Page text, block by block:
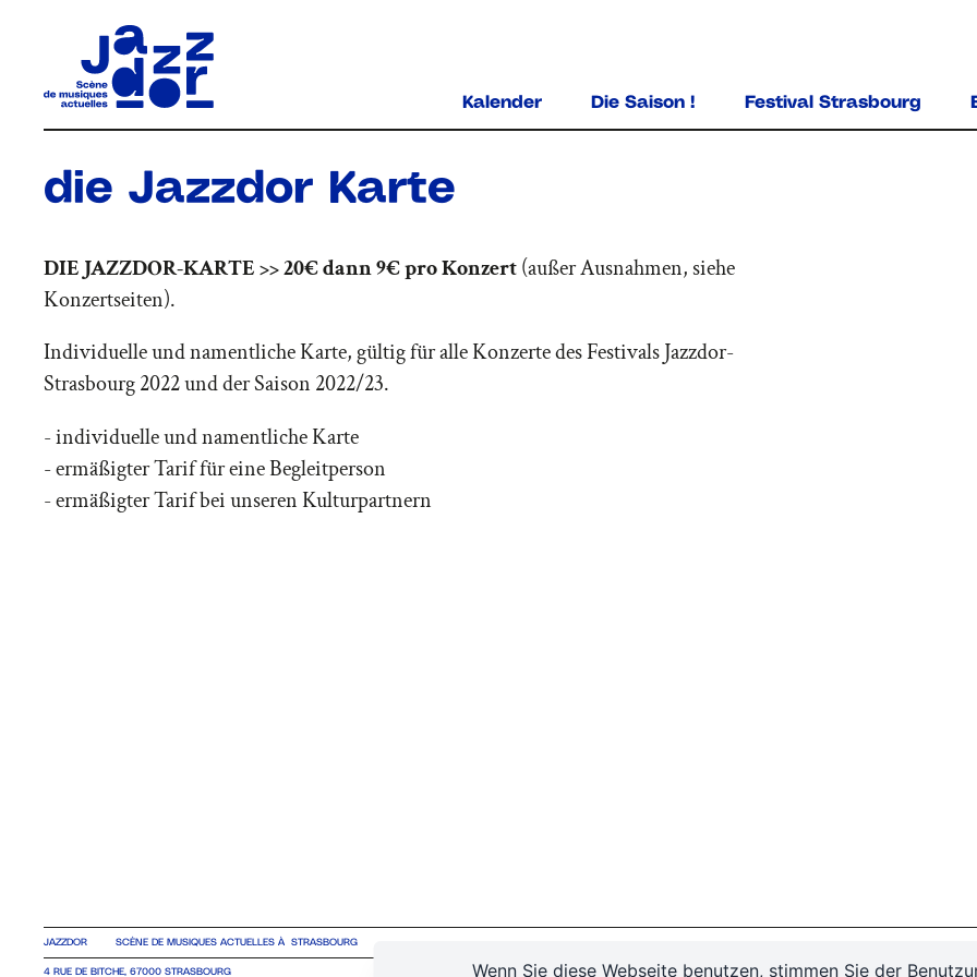
Kalender Die Saison ! Festival Strasbourg
die Jazzdor Karte
DIE JAZZDOR-KARTE >> 20€ dann 9€ pro Konzert(außer Ausnahmen, siehe
Konzertseiten).
Individuelle und namentliche Karte, gültig für alle Konzerte des Festivals Jazzdor-
Strasbourg 2022 und der Saison 2022/23.
- individuelle und namentliche Karte
- ermäßigter Tarif für eine Begleitperson
- ermäßigter Tarif bei unseren Kulturpartnern
JAZZDOR SCÈNE DE MUSIQUES ACTUELLES À STRASBOURG
4 RUE DE BITCHE, 67000 STRASBOURG TEL +33 3 88 36 30 48 KONTAKT
Wenn Sie diese Webseite benutzen, stimmen Sie der